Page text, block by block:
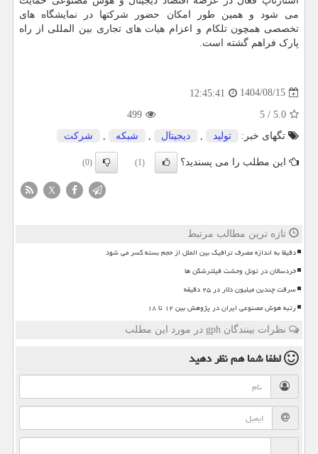
می شود و همین طور امکان حضور شرکتها در نمایشگاه های
تخصصی همچون تلکام و اعزام هیات های تجاری بین المللی از راه
پارک فراهم گشته است.
1404/08/15
12:45:41
5.0
/
5
499
تگهای خبر:
تولید , دیجیتال , شبكه , شركت
این مطلب را می پسندید؟ (1)
(0)
X
تازه ترین مطالب مرتبط
دقیقا به اندازه مصرف ترافیک بین الملل از حجم بسته کسر می شود
خردسالان در تونل وحشت فیلترشکن ها
سرقت چندین میلیون دلار در ۲۵ دقیقه
رتبه هوش مصنوعی ایران در پژوهش بین ۱۲ تا ۱۸
نظرات بینندگان gph در مورد این مطلب
لطفا شما همنظر دهید